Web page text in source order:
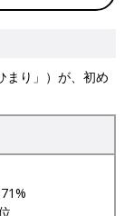
まり」）が、初め